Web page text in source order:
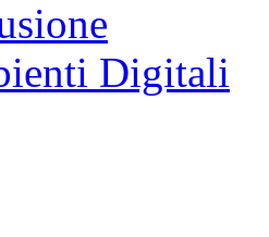
Digitali